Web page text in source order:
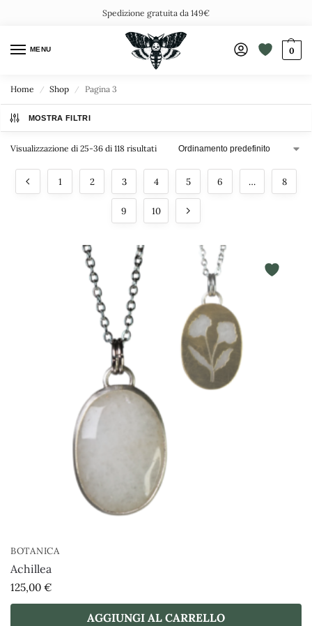
Spedizione gratuita da 149€
MENU 0
Home / Shop / Pagina 3
MOSTRA FILTRI
Visualizzazione di 25-36 di 118 risultati
1 2 3 4 5 6 … 8
9 10
BOTANICA
Achillea
125,00 €
AGGIUNGI AL CARRELLO